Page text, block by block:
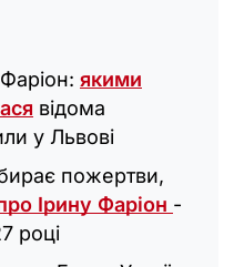
якими
відома
у Львові
пожертви,
Ірину Фаріон -
році